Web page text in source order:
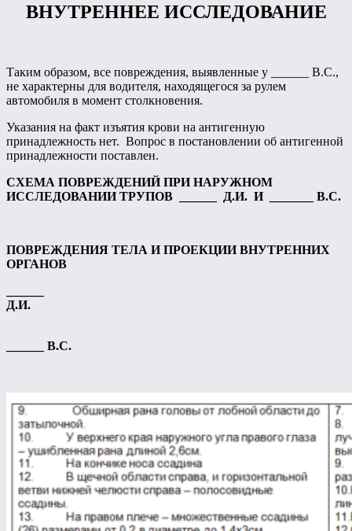
ВНУТРЕННЕЕ ИССЛЕДОВАНИЕ
Таким образом, все повреждения, выявленные у ______ В.С.,
не характерны для водителя, находящегося за рулем
автомобиля в момент столкновения.
Указания на факт изъятия крови на антигенную
принадлежность нет. Вопрос в постановлении об антигенной
принадлежности поставлен.
СХЕМА ПОВРЕЖДЕНИЙ ПРИ НАРУЖНОМ
ИССЛЕДОВАНИИ ТРУПОВ ______ Д.И. И _______ В.С.
ПОВРЕЖДЕНИЯ ТЕЛА И ПРОЕКЦИИ ВНУТРЕННИХ
ОРГАНОВ
Д.И.
______ В.С.